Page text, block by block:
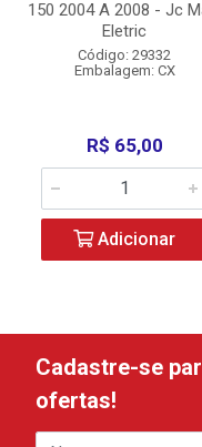
150 2004 A 2008 - Jc
Eletric
Código: 29332
Embalagem: CX
R$ 65,00
Adicionar
Cadastre-se
ofertas!